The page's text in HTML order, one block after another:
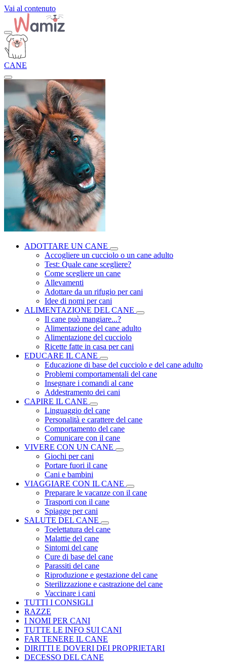
Vai al contenuto
CANE
ADOTTARE UN CANE
Accogliere un cucciolo o un cane adulto
Test: Quale cane scegliere?
Come scegliere un cane
Allevamenti
Adottare da un rifugio per cani
Idee di nomi per cani
ALIMENTAZIONE DEL CANE
Il cane può mangiare...?
Alimentazione del cane adulto
Alimentazione del cucciolo
Ricette fatte in casa per cani
EDUCARE IL CANE
Educazione di base del cucciolo e del cane adulto
Problemi comportamentali del cane
Insegnare i comandi al cane
Addestramento dei cani
CAPIRE IL CANE
Linguaggio del cane
Personalità e carattere del cane
Comportamento del cane
Comunicare con il cane
VIVERE CON UN CANE
Giochi per cani
Portare fuori il cane
Cani e bambini
VIAGGIARE CON IL CANE
Preparare le vacanze con il cane
Trasporti con il cane
Spiagge per cani
SALUTE DEL CANE
Toelettatura del cane
Malattie del cane
Sintomi del cane
Cure di base del cane
Parassiti del cane
Riproduzione e gestazione del cane
Sterilizzazione e castrazione del cane
Vaccinare i cani
TUTTI I CONSIGLI
RAZZE
I NOMI PER CANI
TUTTE LE INFO SUI CANI
FAR TENERE IL CANE
DIRITTI E DOVERI DEI PROPRIETARI
DECESSO DEL CANE